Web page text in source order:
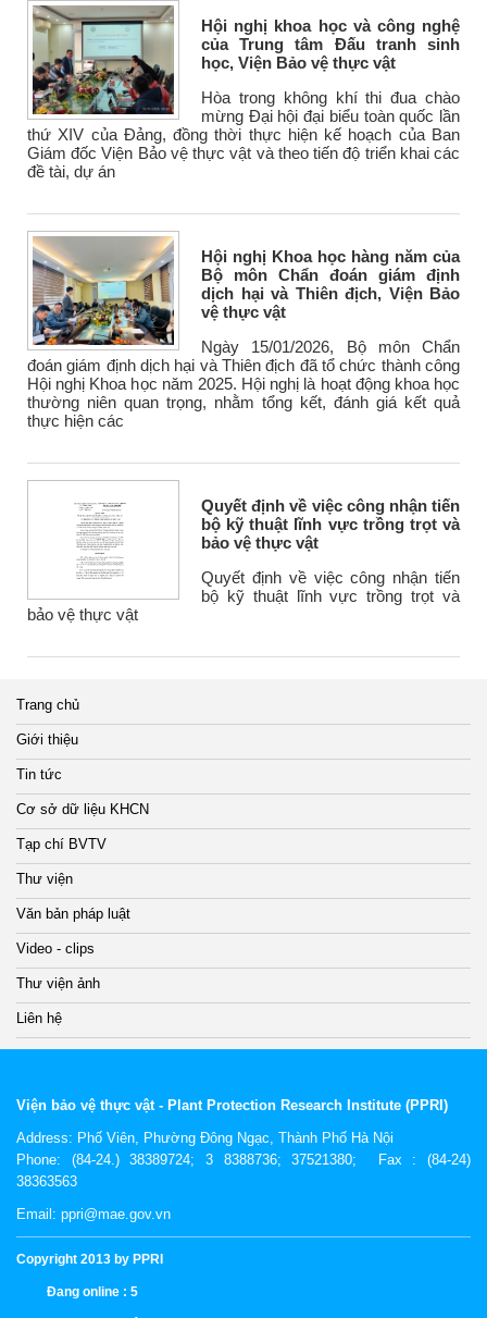
Hội nghị khoa học và công nghệ
của Trung tâm Đấu tranh sinh
học, Viện Bảo vệ thực vật
Hòa trong không khí thi đua chào
mừng Đại hội đại biểu toàn quốc lần
thứ XIV của Đảng, đồng thời thực hiện kế hoạch của Ban
Giám đốc Viện Bảo vệ thực vật và theo tiến độ triển khai các
đề tài, dự án
Hội nghị Khoa học hàng năm của
Bộ môn Chẩn đoán giám định
dịch hại và Thiên địch, Viện Bảo
vệ thực vật
Ngày 15/01/2026, Bộ môn Chẩn
đoán giám định dịch hại và Thiên địch đã tổ chức thành công
Hội nghị Khoa học năm 2025. Hội nghị là hoạt động khoa học
thường niên quan trọng, nhằm tổng kết, đánh giá kết quả
thực hiện các
Quyết định về việc công nhận tiến
bộ kỹ thuật lĩnh vực trồng trọt và
bảo vệ thực vật
Quyết định về việc công nhận tiến
bộ kỹ thuật lĩnh vực trồng trọt và
bảo vệ thực vật
Trang chủ
Giới thiệu
Tin tức
Cơ sở dữ liệu KHCN
Tạp chí BVTV
Thư viện
Văn bản pháp luật
Video - clips
Thư viện ảnh
Liên hệ
Viện bảo vệ thực vật - Plant Protection Research Institute (PPRI)
Address: Phố Viên, Phường Đông Ngạc, Thành Phố Hà Nội
Phone: (84-24.) 38389724; 3 8388736; 37521380; Fax : (84-24)
38363563
Email: ppri@mae.gov.vn
Copyright 2013 by PPRI
Đang online : 5